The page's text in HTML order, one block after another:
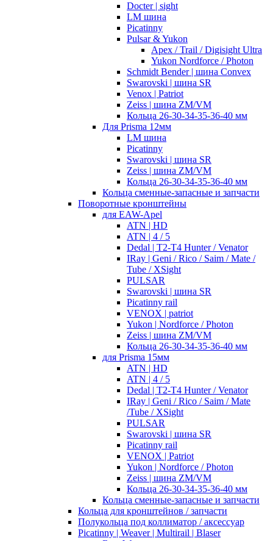
Docter | sight
LM шина
Picatinny
Pulsar & Yukon
Apex / Trail / Digisight Ultra
Yukon Nordforce / Photon
Schmidt Bender | шина Convex
Swarovski | шина SR
Venox | Patriot
Zeiss | шина ZM/VM
Кольца 26-30-34-35-36-40 мм
Для Prisma 12мм
LM шина
Picatinny
Swarovski | шина SR
Zeiss | шина ZM/VM
Кольца 26-30-34-35-36-40 мм
Кольца сменные-запасные и запчасти
Поворотные кронштейны
для EAW-Apel
ATN | HD
ATN | 4 / 5
Dedal | T2-T4 Hunter / Venator
IRay | Geni / Rico / Saim / Mate /
Tube / XSight
PULSAR
Swarovski | шина SR
Picatinny rail
VENOX | patriot
Yukon | Nordforce / Photon
Zeiss | шина ZM/VM
Кольца 26-30-34-35-36-40 мм
для Prisma 15мм
ATN | HD
ATN | 4 / 5
Dedal | T2-T4 Hunter / Venator
IRay | Geni / Rico / Saim / Mate
/Tube / XSight
PULSAR
Swarovski | шина SR
Picatinny rail
VENOX | Patriot
Yukon | Nordforce / Photon
Zeiss | шина ZM/VM
Кольца 26-30-34-35-36-40 мм
Кольца сменные-запасные и запчасти
Кольца для кронштейнов / запчасти
Полукольца под коллиматор / аксессуар
Picatinny | Weaver | Multirail | Blaser